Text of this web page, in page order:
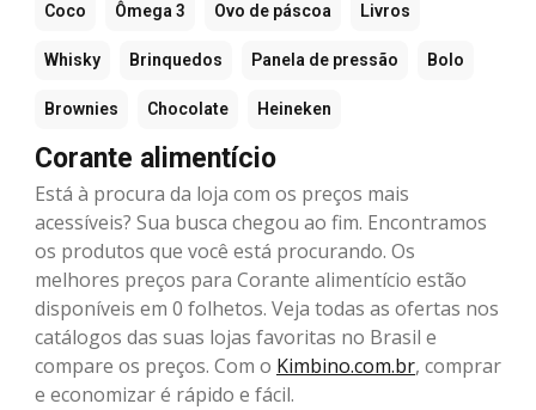
Coco Ômega 3 Ovo de páscoa Livros
Whisky Brinquedos Panela de pressão Bolo
Brownies Chocolate Heineken
Corante alimentício
Está à procura da loja com os preços mais
acessíveis? Sua busca chegou ao fim. Encontramos
os produtos que você está procurando. Os
melhores preços para Corante alimentício estão
disponíveis em 0 folhetos. Veja todas as ofertas nos
catálogos das suas lojas favoritas no Brasil e
compare os preços. Com o Kimbino.com.br, comprar
e economizar é rápido e fácil.